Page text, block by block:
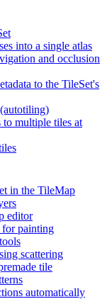
into a single atlas
and occlusion
to the TileSet's
to multiple tiles at
in the TileMap
editor
for painting
scattering
tile
automatically